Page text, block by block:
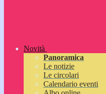
Novità
Panoramica
Le notizie
Le circolari
Calendario eventi